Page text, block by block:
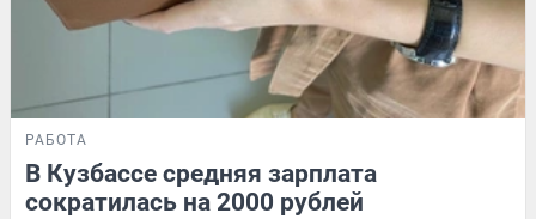
РАБОТА
В Кузбассе средняя зарплата
сократилась на 2000 рублей